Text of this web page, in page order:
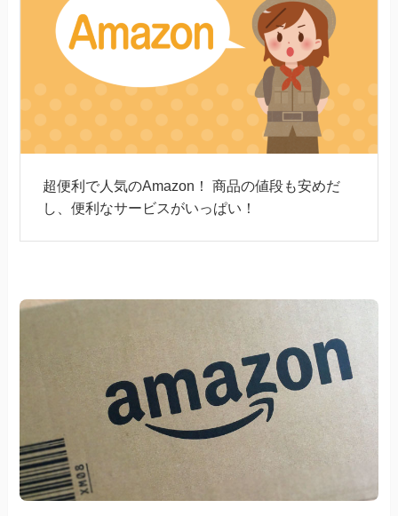
超便利で人気のAmazon！ 商品の値段も安めだ
し、便利なサービスがいっぱい！